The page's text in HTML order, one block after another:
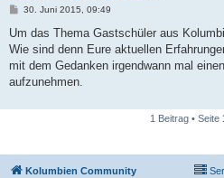
B
i
r
a
30. Juni 2015, 09:49
Um das Thema Gastschüler aus
Wie sind denn Eure aktuellen
mit dem Gedanken irgendwann mal
aufzunehmen.
1 Beitrag • Seite
Kolumbien Community